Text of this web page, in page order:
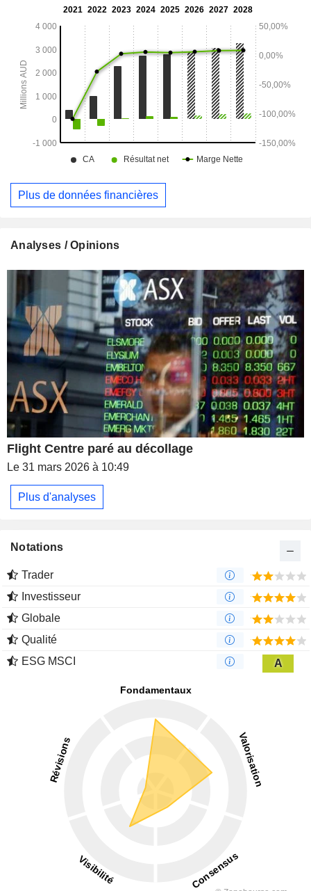
Flight Centre, Aunt Betty, ignite et Scott Dunn.
Plus de données financières
Analyses / Opinions
Flight Centre paré au décollage
Le 31 mars 2026 à 10:49
Plus d'analyses
Notations
Trader
Investisseur
Globale
Qualité
ESG MSCI
A